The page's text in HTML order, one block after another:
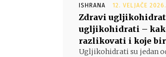
ISHRANA 12. VELJAČE 2026.
Zdravi
ugljikohidrati –
razlikovati i koje
Ugljikohidrati su jedan